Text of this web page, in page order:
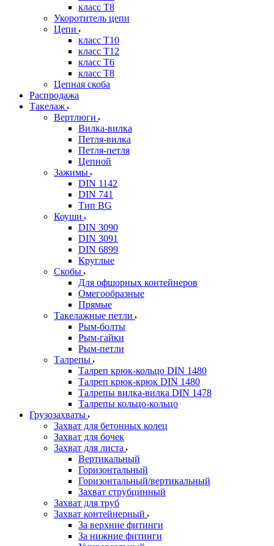
класс Т8
Укоротитель цепи
Цепи
класс Т10
класс Т12
класс Т6
класс Т8
Цепная скоба
Распродажа
Такелаж
Вертлюги
Вилка-вилка
Петля-вилка
Петля-петля
Цепной
Зажимы
DIN 1142
DIN 741
Тип BG
Коуши
DIN 3090
DIN 3091
DIN 6899
Круглые
Скобы
Для офшорных контейнеров
Омегообразные
Прямые
Такелажные петли
Рым-болты
Рым-гайки
Рым-петли
Талрепы
Талреп крюк-кольцо DIN 1480
Талреп крюк-крюк DIN 1480
Талрепы вилка-вилка DIN 1478
Талрепы кольцо-кольцо
Грузозахваты
Захват для бетонных колец
Захват для бочек
Захват для листа
Вертикальный
Горизонтальный
Горизонтальный/вертикальный
Захват струбцинный
Захват для труб
Захват контейнерный
За верхние фитинги
За нижние фитинги